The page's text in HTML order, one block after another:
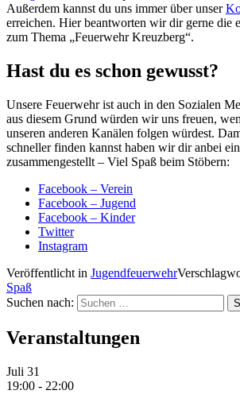
Außerdem kannst du uns immer über unser
erreichen. Hier beantworten wir dir gerne die
zum Thema „Feuerwehr Kreuzberg“.
Hast du es schon gewusst?
Unsere Feuerwehr ist auch in den Sozialen
aus diesem Grund würden wir uns freuen,
unseren anderen Kanälen folgen würdest.
schneller finden kannst haben wir dir anbei
zusammengestellt – Viel Spaß beim Stöbern:
Facebook – Verein
Facebook – Jugend
Facebook – Kinder
Twitter
Instagram
Veröffentlicht in Jugendfeuerwehr
Spaß
Suchen nach:
Veranstaltungen
Juli 31
19:00 - 22:00